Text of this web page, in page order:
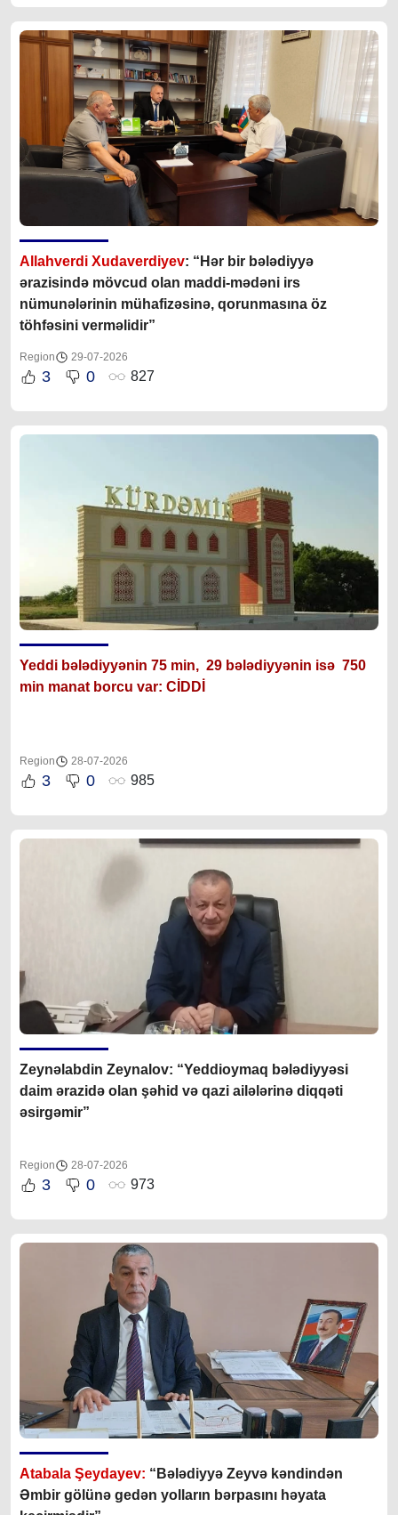
Allahverdi Xudaverdiyev: “Hər bir bələdiyyə
ərazisində mövcud olan maddi-mədəni irs
nümunələrinin mühafizəsinə, qorunmasına öz
töhfəsini verməlidir”
Region 29-07-2026
3 0 827
Yeddi bələdiyyənin 75 min, 29 bələdiyyənin isə 750
min manat borcu var: CİDDİ
Region 28-07-2026
3 0 985
Zeynəlabdin Zeynalov: “Yeddioymaq bələdiyyəsi
daim ərazidə olan şəhid və qazi ailələrinə diqqəti
əsirgəmir”
Region 28-07-2026
3 0 973
Atabala Şeydayev: “Bələdiyyə Zeyvə kəndindən
Əmbir gölünə gedən yolların bərpasını həyata